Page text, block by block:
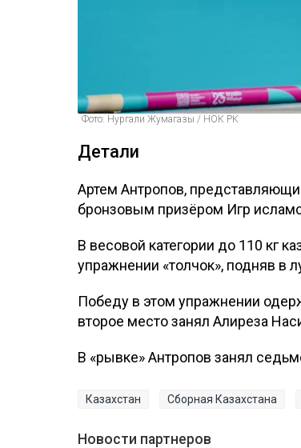
Фото: Нургали Жумагазы / НОК РК
Детали
Артем Антропов,
бронзовым призёром Игр
В весовой категории до 110 кг
упражнении «толчок», подняв в
Победу в этом упражнении
второе место занял Алиреза
В «рывке» Антропов занял
Казахстан Сборная Казахстана
Новости партнеров